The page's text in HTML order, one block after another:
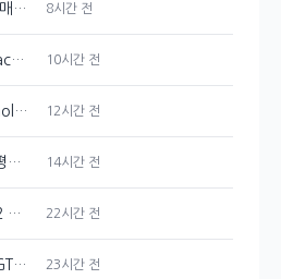
투자 조언: 생존 펀드매니저의 유연한 판단 8시간 전
Ultragenyx Pharmaceutical(RARE) 내부자 1,900주 매도 현황 10시간 전
Renaissance Technologies, CAI 120,000주 새로 매입 12시간 전
ARKQ, 200일 이동평균선突破로 상승세 이어가다 14시간 전
Inspire Medical, Q2 흑자 전환 및 FY26 성장 전망 22시간 전
TG Therapeutics TGTX, BRIUMVI 매출 증가에도 주가 하락으로 이어진 비용 부담 23시간 전